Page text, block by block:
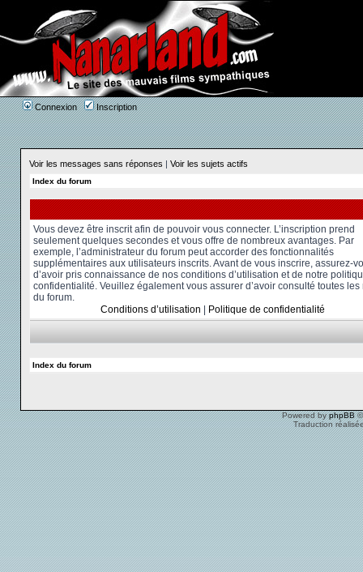
Connexion Inscription
Voir les messages sans réponses | Voir les sujets actifs
Index du forum
Vous devez être inscrit afin de pouvoir vous connecter. L’inscription prend
seulement quelques secondes et vous offre de nombreux avantages. Par
exemple, l’administrateur du forum peut accorder des fonctionnalités
supplémentaires aux utilisateurs inscrits. Avant de vous inscrire, assurez-
d’avoir pris connaissance de nos conditions d’utilisation et de notre
confidentialité. Veuillez également vous assurer d’avoir consulté toutes les
du forum.
Conditions d’utilisation
Politique de confidentialité
Index du forum
Powered byphpBB©
Traduction